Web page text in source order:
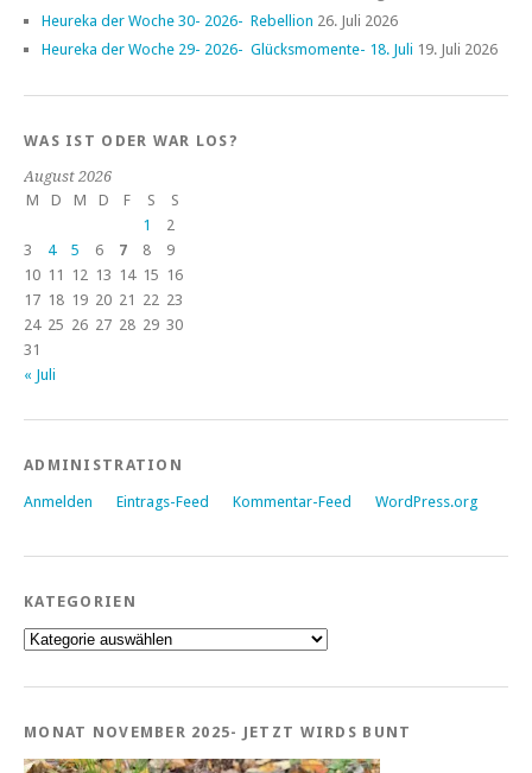
Heureka der Woche 30- 2026- Rebellion 26. Juli 2026
Heureka der Woche 29- 2026- Glücksmomente- 18. Juli 19. Juli 2026
WAS IST ODER WAR LOS?
August 2026
M
D M D F S
S
1
2
3
4 5 6 7 8
9
10 11 12 13 14 15 16
17 18 19 20 21 22 23
24 25 26 27 28 29 30
31
« Juli
ADMINISTRATION
Anmelden Eintrags-Feed Kommentar-Feed WordPress.org
KATEGORIEN
Kategorien
MONAT NOVEMBER 2025- JETZT WIRDS BUNT